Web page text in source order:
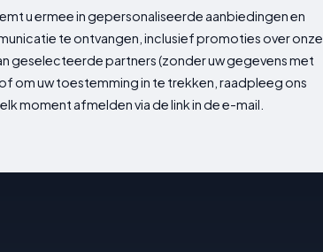
u ermee in gepersonaliseerde aanbiedingen en
te ontvangen, inclusief promoties over onze
geselecteerde partners (zonder uw gegevens met
om uw toestemming in te trekken, raadpleeg ons
moment afmelden via de link in de e-mail.